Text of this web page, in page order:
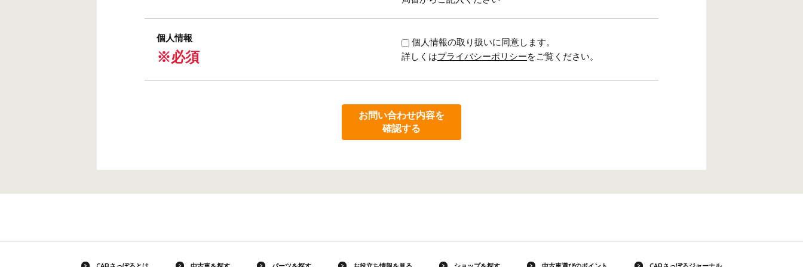
個人情報
※必須
個人情報の取り扱いに同意します。
詳しくはプライバシーポリシーをご覧ください。
お問い合わせ内容を
確認する